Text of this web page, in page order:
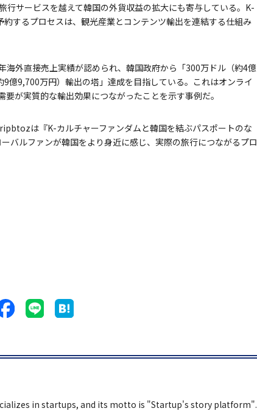
行サービスを越えて韓国の外貨収益の拡大にも寄与している。K-
するプロセスは、観光産業とコンテンツ輸出を連結する仕組み
外直接売上実績が認められ、韓国政府から「300万ドル（約4億
億9,700万円）輸出の塔」達成を目指している。これはオンライ
が実質的な輸出効果につながったことを示す事例だ。
は『K-カルチャーファンダムと韓国を結ぶパスポートのな
バルファンが韓国をより身近に感じ、実際の旅行につながるプロ
in startups, and its motto is "Startup's story platform".